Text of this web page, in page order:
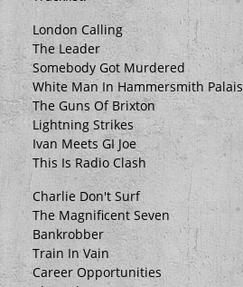
London Calling
The Leader
Somebody Got Murdered
White Man In Hammersmith Palais
The Guns Of Brixton
Lightning Strikes
Ivan Meets GI Joe
This Is Radio Clash
Charlie Don't Surf
The Magnificent Seven
Bankrobber
Train In Vain
Career Opportunities